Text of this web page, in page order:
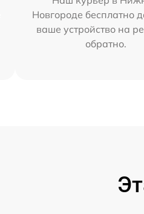
Новгороде бесплатно
ваше устройство на
обратно.